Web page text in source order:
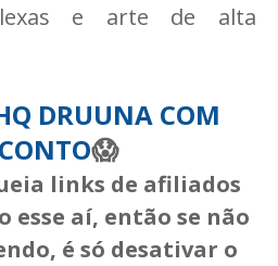
e arte de alta
DRUUNA COM
😱
links de afiliados
esse aí, então se não
é só desativar o